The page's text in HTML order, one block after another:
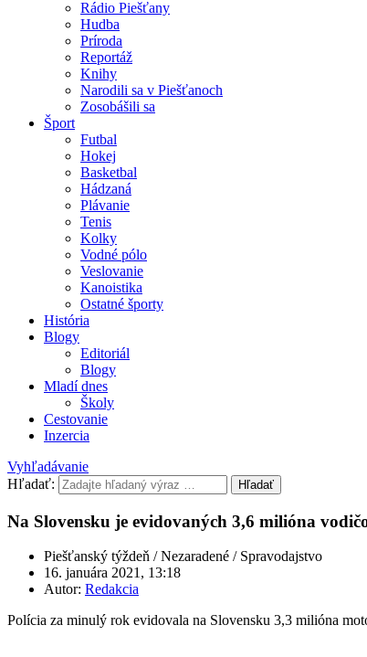
Rádio Piešťany
Hudba
Príroda
Reportáž
Knihy
Narodili sa v Piešťanoch
Zosobášili sa
Šport
Futbal
Hokej
Basketbal
Hádzaná
Plávanie
Tenis
Kolky
Vodné pólo
Veslovanie
Kanoistika
Ostatné športy
História
Blogy
Editoriál
Blogy
Mladí dnes
Školy
Cestovanie
Inzercia
Vyhľadávanie
Hľadať:
Hľadať
Na Slovensku je evidovaných 3,6 milióna
Piešťanský týždeň / Nezaradené / Spravodajstvo
16. januára 2021, 13:18
Autor: Redakcia
Polícia za minulý rok evidovala na Slovensku 3,3 milióna